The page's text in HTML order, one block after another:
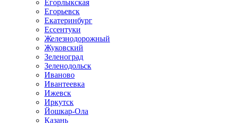
Егорлыкская
Егорьевск
Екатеринбург
Ессентуки
Железнодорожный
Жуковский
Зеленоград
Зеленодольск
Иваново
Ивантеевка
Ижевск
Иркутск
Йошкар-Ола
Казань